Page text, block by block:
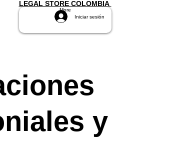
LEGAL STORE COLOMBIA
More
Iniciar sesión
y